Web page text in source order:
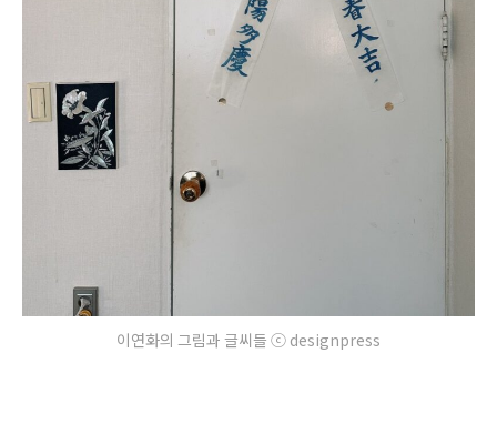
이연화의 그림과 글씨들 ⓒ designpress